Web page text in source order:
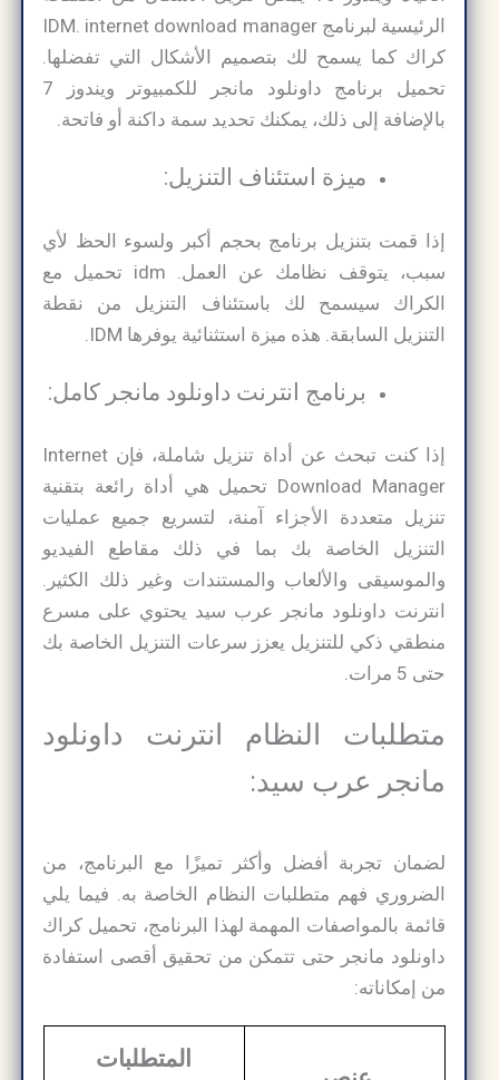
الرئيسية لبرنامج IDM. internet download manager
كراك كما يسمح لك بتصميم الأشكال التي تفضلها.
بالإضافة إلى ذلك، يمكنك تحديد سمة داكنة أو فاتحة.
ميزة استئناف التنزيل:
إذا قمت بتنزيل برنامج بحجم أكبر ولسوء الحظ لأي
سبب، يتوقف نظامك عن العمل. idm تحميل مع
الكراك سيسمح لك باستئناف التنزيل من نقطة
التنزيل السابقة. هذه ميزة استثنائية يوفرها IDM.
برنامج انترنت داونلود مانجر كامل:
إذا كنت تبحث عن أداة تنزيل شاملة، فإن Internet
Download Manager تحميل هي أداة رائعة بتقنية
تنزيل متعددة الأجزاء آمنة، لتسريع جميع عمليات
التنزيل الخاصة بك بما في ذلك مقاطع الفيديو
والموسيقى والألعاب والمستندات وغير ذلك الكثير.
انترنت داونلود مانجر عرب سيد يحتوي على مسرع
منطقي ذكي للتنزيل يعزز سرعات التنزيل الخاصة بك
حتى 5 مرات.
متطلبات النظام انترنت داونلود
مانجر عرب سيد:
لضمان تجربة أفضل وأكثر تميزًا مع البرنامج، من
الضروري فهم متطلبات النظام الخاصة به. فيما يلي
قائمة بالمواصفات المهمة لهذا البرنامج، تحميل كراك
داونلود مانجر حتى تتمكن من تحقيق أقصى استفادة
من إمكاناته:
المتطلبات